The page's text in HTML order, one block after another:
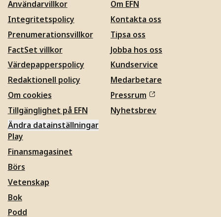
Användarvillkor
Integritetspolicy
Prenumerationsvillkor
FactSet villkor
Värdepapperspolicy
Redaktionell policy
Om cookies
Tillgänglighet på EFN
Ändra datainställningar
Om EFN
Kontakta oss
Tipsa oss
Jobba hos oss
Kundservice
Medarbetare
Pressrum
Nyhetsbrev
Play
Finansmagasinet
Börs
Vetenskap
Bok
Podd